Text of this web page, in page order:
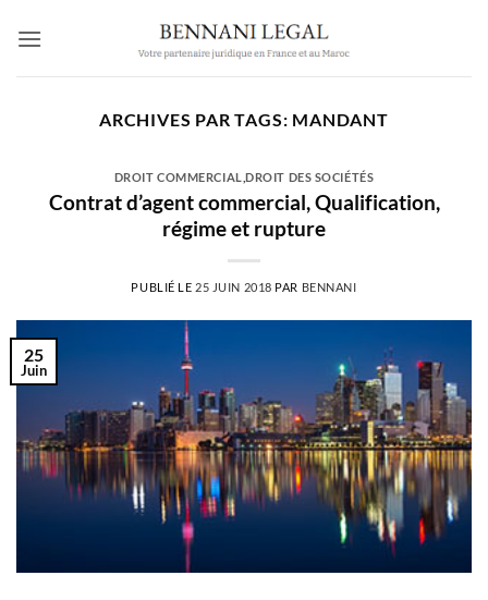
ARCHIVES PAR TAGS: MANDANT
DROIT COMMERCIAL ,DROIT DES SOCIÉTÉS
Contrat d’agent commercial, Qualification,
régime et rupture
PUBLIÉ LE 25 JUIN 2018 PAR BENNANI
25
Juin